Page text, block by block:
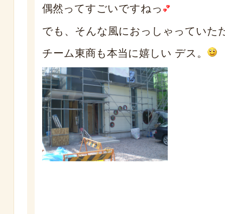
偶然ってすごいですねっ
でも、そんな風におっしゃっていた
チーム東商も本当に嬉しい デス。